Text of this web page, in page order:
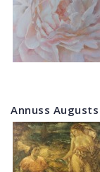
Annuss Augusts